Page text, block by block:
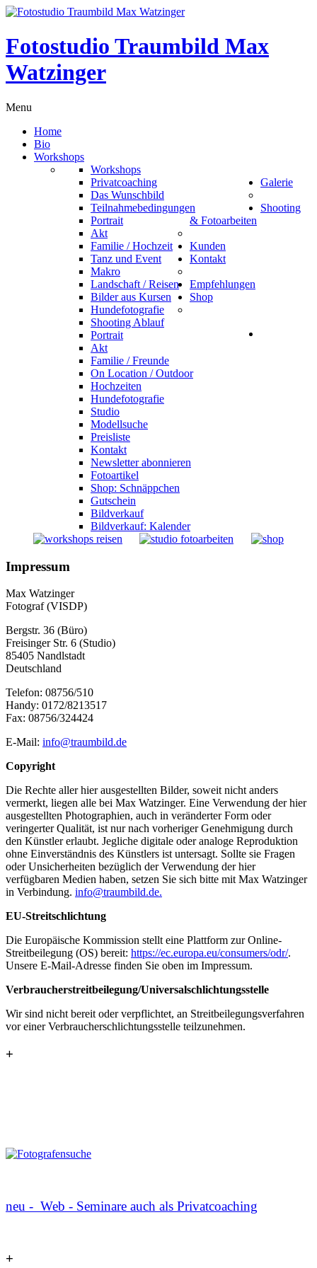
Fotostudio Traumbild Max
Watzinger
Menu
Home
Bio
Workshops
Workshops
Privatcoaching
Das Wunschbild
Teilnahmebedingungen
Galerie
Portrait
Akt
Familie / Hochzeit
Tanz und Event
Makro
Landschaft / Reisen
Bilder aus Kursen
Hundefotografie
Shooting
& Fotoarbeiten
Shooting Ablauf
Portrait
Akt
Familie / Freunde
On Location / Outdoor
Hochzeiten
Hundefotografie
Studio
Modellsuche
Preisliste
Kunden
Kontakt
Kontakt
Newsletter abonnieren
Empfehlungen
Shop
Fotoartikel
Shop: Schnäppchen
Gutschein
Bildverkauf
Bildverkauf: Kalender
Impressum
Max Watzinger
Fotograf (VISDP)
Bergstr. 36 (Büro)
Freisinger Str. 6 (Studio)
85405 Nandlstadt
Deutschland
Telefon: 08756/510
Handy: 0172/8213517
Fax: 08756/324424
E-Mail: info@traumbild.de
Copyright
Die Rechte aller hier ausgestellten Bilder, soweit nicht anders
vermerkt, liegen alle bei Max Watzinger. Eine Verwendung der hier
ausgestellten Photographien, auch in veränderter Form oder
veringerter Qualität, ist nur nach vorheriger Genehmigung durch
den Künstler erlaubt. Jegliche digitale oder analoge Reproduktion
ohne Einverständnis des Künstlers ist untersagt. Sollte sie Fragen
oder Unsicherheiten bezüglich der Verwendung der hier
verfügbaren Medien haben, setzen Sie sich bitte mit Max Watzinger
in Verbindung. info@traumbild.de.
EU-Streitschlichtung
Die Europäische Kommission stellt eine Plattform zur Online-
Streitbeilegung (OS) bereit: https://ec.europa.eu/consumers/odr/.
Unsere E-Mail-Adresse finden Sie oben im Impressum.
Verbraucher­streit­beilegung/Universal­schlichtungs­stelle
Wir sind nicht bereit oder verpflichtet, an Streitbeilegungsverfahren
vor einer Verbraucherschlichtungsstelle teilzunehmen.
+
neu - Web - Seminare auch als Privatcoaching
+